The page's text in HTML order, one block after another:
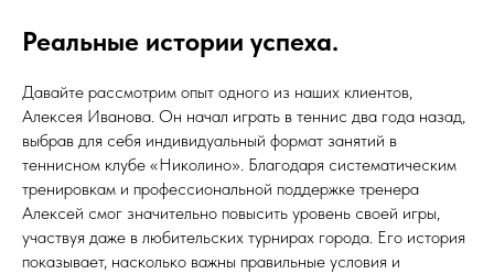
Реальные истории успеха.
Давайте рассмотрим опыт одного из наших клиентов,
Алексея Иванова. Он начал играть в теннис два года назад,
выбрав для себя индивидуальный формат занятий в
теннисном клубе «Николино». Благодаря систематическим
тренировкам и профессиональной поддержке тренера
Алексей смог значительно повысить уровень своей игры,
участвуя даже в любительских турнирах города. Его история
показывает, насколько важны правильные условия и